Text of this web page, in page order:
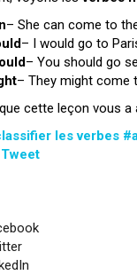
– She can come to
– I would go to
– You should go
– They might come
cette leçon vous
les verbes